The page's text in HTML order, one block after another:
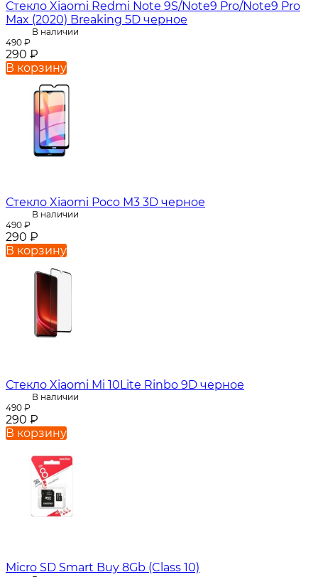
Стекло Xiaomi Redmi Note 9S/Note9 Pro/Note9 Pro
Max (2020) Breaking 5D черное
В наличии
490 ₽
290 ₽
В корзину
Стекло Xiaomi Poco M3 3D черное
В наличии
490 ₽
290 ₽
В корзину
Стекло Xiaomi Mi 10Lite Rinbo 9D черное
В наличии
490 ₽
290 ₽
В корзину
Micro SD Smart Buy 8Gb (Class 10)